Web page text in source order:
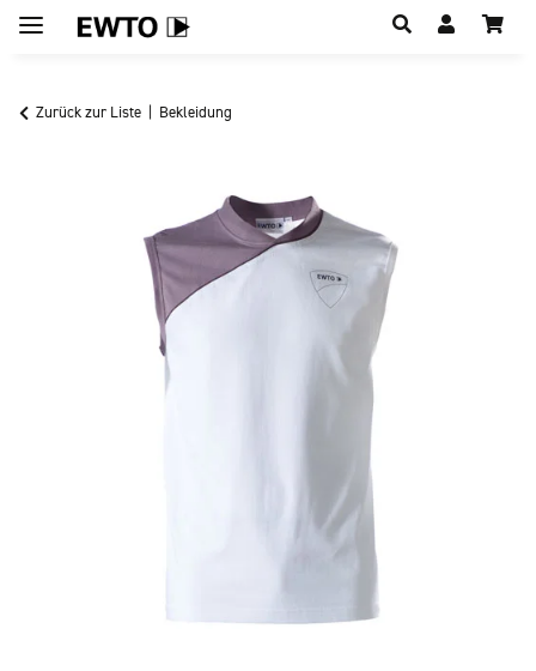
Zurück zur Liste Bekleidung